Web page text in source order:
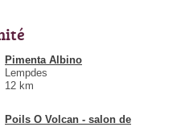
Pimenta Albino
Lempdes
12 km
Poils O Volcan - salon de